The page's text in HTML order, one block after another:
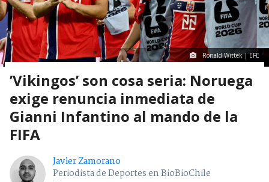
Ronald Wittek | EFE
’Vikingos’ son cosa seria: Noruega
exige renuncia inmediata de
Gianni Infantino al mando de la
FIFA
Javier Zamorano
Periodista de Deportes en BioBioChile